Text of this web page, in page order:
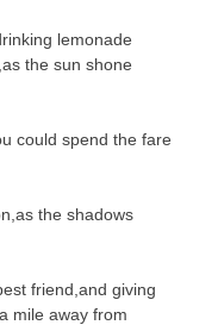
lemonade
the sun shone
could spend the fare
the shadows
friend,and giving
mile away from